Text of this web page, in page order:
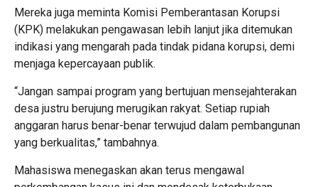
Mereka juga meminta Komisi Pemberantasan Korupsi
(KPK) melakukan pengawasan lebih lanjut jika ditemukan
indikasi yang mengarah pada tindak pidana korupsi, demi
menjaga kepercayaan publik.
“Jangan sampai program yang bertujuan mensejahterakan
desa justru berujung merugikan rakyat. Setiap rupiah
anggaran harus benar-benar terwujud dalam pembangunan
yang berkualitas,” tambahnya.
Mahasiswa menegaskan akan terus mengawal